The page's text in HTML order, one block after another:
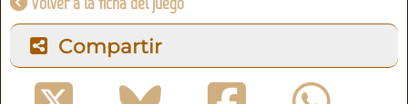
Compartir